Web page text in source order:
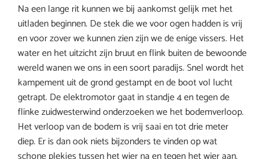
Na een lange rit kunnen we bij aankomst gelijk met het
uitladen beginnen. De stek die we voor ogen hadden is vrij
en voor zover we kunnen zien zijn we de enige vissers. Het
water en het uitzicht zijn bruut en flink buiten de bewoonde
wereld wanen we ons in een soort paradijs. Snel wordt het
kampement uit de grond gestampt en de boot vol lucht
getrapt. De elektromotor gaat in standje 4 en tegen de
flinke zuidwesterwind onderzoeken we het bodemverloop.
Het verloop van de bodem is vrij saai en tot drie meter
diep. Er is dan ook niets bijzonders te vinden op wat